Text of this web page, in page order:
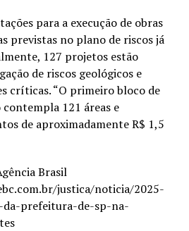
para a execução de obras
previstas no plano de riscos já
127 projetos estão
de riscos geológicos e
críticas. “O primeiro bloco de
121 áreas e
de aproximadamente R$ 1,5
Brasil
justica/noticia/2025-
da-prefeitura-de-sp-na-